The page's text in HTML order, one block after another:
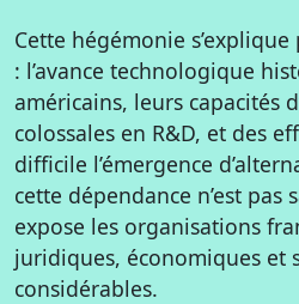
Cette hégémonie
: l’avance technologique
américains, leurs capacités
colossales en R&D, et des
difficile l’émergence
cette dépendance n’est pas
expose les organisations
juridiques, économiques et
considérables.